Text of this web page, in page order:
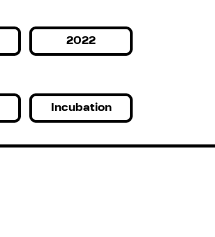
2022
Incubation